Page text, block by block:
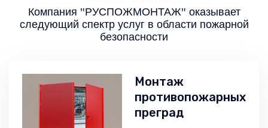
Компания "РУСПОЖМОНТАЖ" оказывает
следующий спектр услуг в области пожарной
безопасности
Монтаж
противопожарных
преград